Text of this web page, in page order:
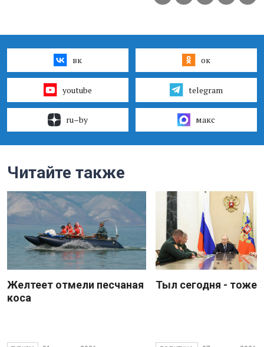
вк ок
youtube telegram
ru–by макс
Читайте также
Желтеет отмели песчаная
коса
Тыл сегодня - тоже